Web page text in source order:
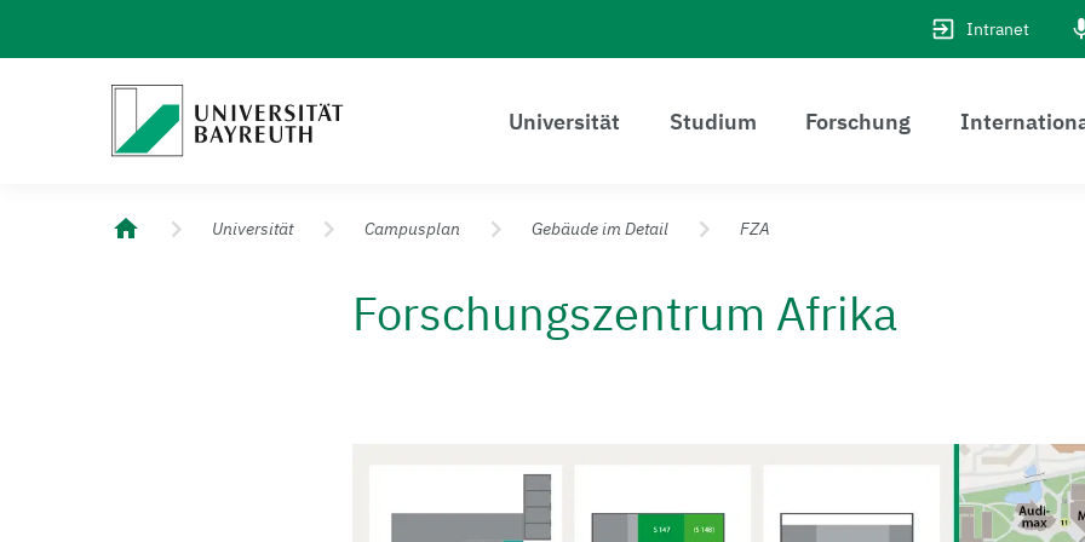
Intranet
Logo Universität Bayreuth
Universität Studium Forschung
Universität Bayreuth – Deine Top-Campus-Uni
Universität Campusplan Gebäude im Detail FZA
Forschungszentrum Afrika